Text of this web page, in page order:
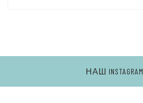
НАШ INSTAGRAM